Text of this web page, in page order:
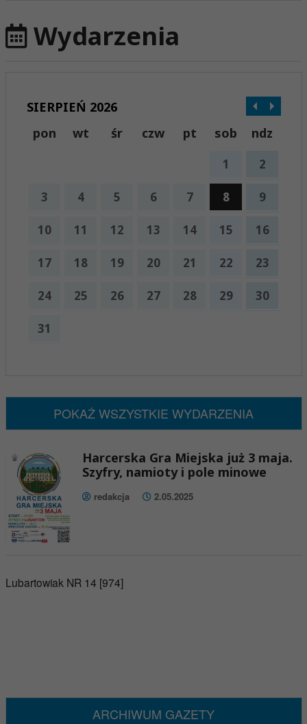
Wydarzenia
SIERPIEŃ 2026
pon
wt śr czw pt sob ndz
1 2
3 4 5 6 7 8 9
10 11 12 13 14 15 16
17 18 19 20 21 22 23
24 25 26 27 28 29 30
31
POKAŻ WSZYSTKIE WYDARZENIA
Harcerska Gra Miejska już 3 maja.
Szyfry, namioty i pole minowe
redakcja 2.05.2025
Lubartowiak NR 14 [974]
ARCHIWUM GAZETY